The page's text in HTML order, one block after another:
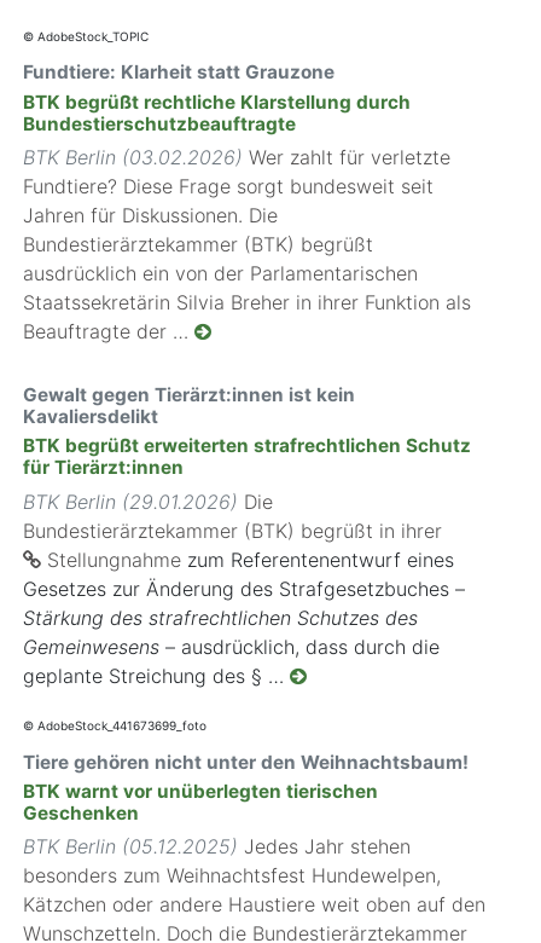
© AdobeStock_TOPIC
Fundtiere: Klarheit statt Grauzone
BTK begrüßt rechtliche Klarstellung durch
Bundestierschutzbeauftragte
BTK Berlin (03.02.2026) Wer zahlt für verletzte
Fundtiere? Diese Frage sorgt bundesweit seit
Jahren für Diskussionen. Die
Bundestierärztekammer (BTK) begrüßt
ausdrücklich ein von der Parlamentarischen
Staatssekretärin Silvia Breher in ihrer Funktion als
Beauftragte der …
© AdobeStock_441673699_foto
Gewalt gegen Tierärzt:innen ist kein
Kavaliersdelikt
BTK begrüßt erweiterten strafrechtlichen Schutz
für Tierärzt:innen
BTK Berlin (29.01.2026) Die
Bundestierärztekammer (BTK) begrüßt in ihrer
Stellungnahme zum Referentenentwurf eines
Gesetzes zur Änderung des Strafgesetzbuches –
Stärkung des strafrechtlichen Schutzes des
Gemeinwesens – ausdrücklich, dass durch die
geplante Streichung des § …
Tiere gehören nicht unter den Weihnachtsbaum!
BTK warnt vor unüberlegten tierischen
Geschenken
BTK Berlin (05.12.2025) Jedes Jahr stehen
besonders zum Weihnachtsfest Hundewelpen,
Kätzchen oder andere Haustiere weit oben auf den
Wunschzetteln. Doch die Bundestierärztekammer